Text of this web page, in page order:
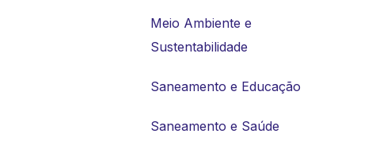
Meio Ambiente e
Sustentabilidade
Saneamento e Educação
Saneamento e Saúde